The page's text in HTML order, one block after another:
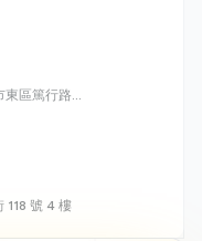
東區篤行路6
118 號 4 樓